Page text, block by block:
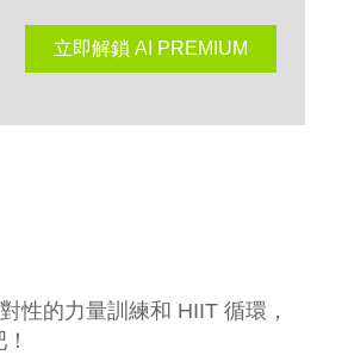
立即解鎖 AI PREMIUM
性的力量訓練和 HIIT 循環，